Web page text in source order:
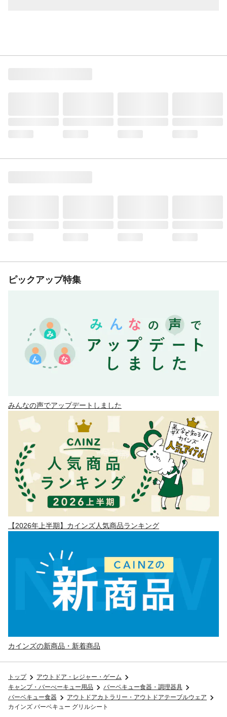
ピックアップ特集
みんなの声でアップデートしました
【2026年上半期】カインズ人気商品ランキング
カインズの新商品・新着商品
トップ
アウトドア・レジャー・ゲーム
キャンプ・バーべーキュー用品
バーベキュー食器・調理器具
バーベキュー食器
アウトドアカトラリー・アウトドアテーブルウェア
カインズ バーベキュー グリルシート